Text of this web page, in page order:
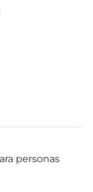
personas